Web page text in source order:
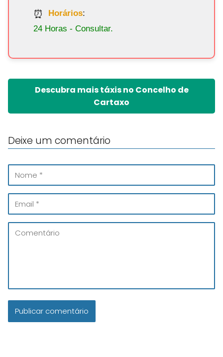
Horários:
24 Horas - Consultar.
Descubra mais táxis no Concelho de
Cartaxo
Deixe um comentário